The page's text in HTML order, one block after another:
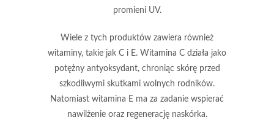
promieni UV.
Wiele z tych produktów zawiera również
witaminy, takie jak C i E. Witamina C działa jako
potężny antyoksydant, chroniąc skórę przed
szkodliwymi skutkami wolnych rodników.
Natomiast witamina E ma za zadanie wspierać
nawilżenie oraz regenerację naskórka.